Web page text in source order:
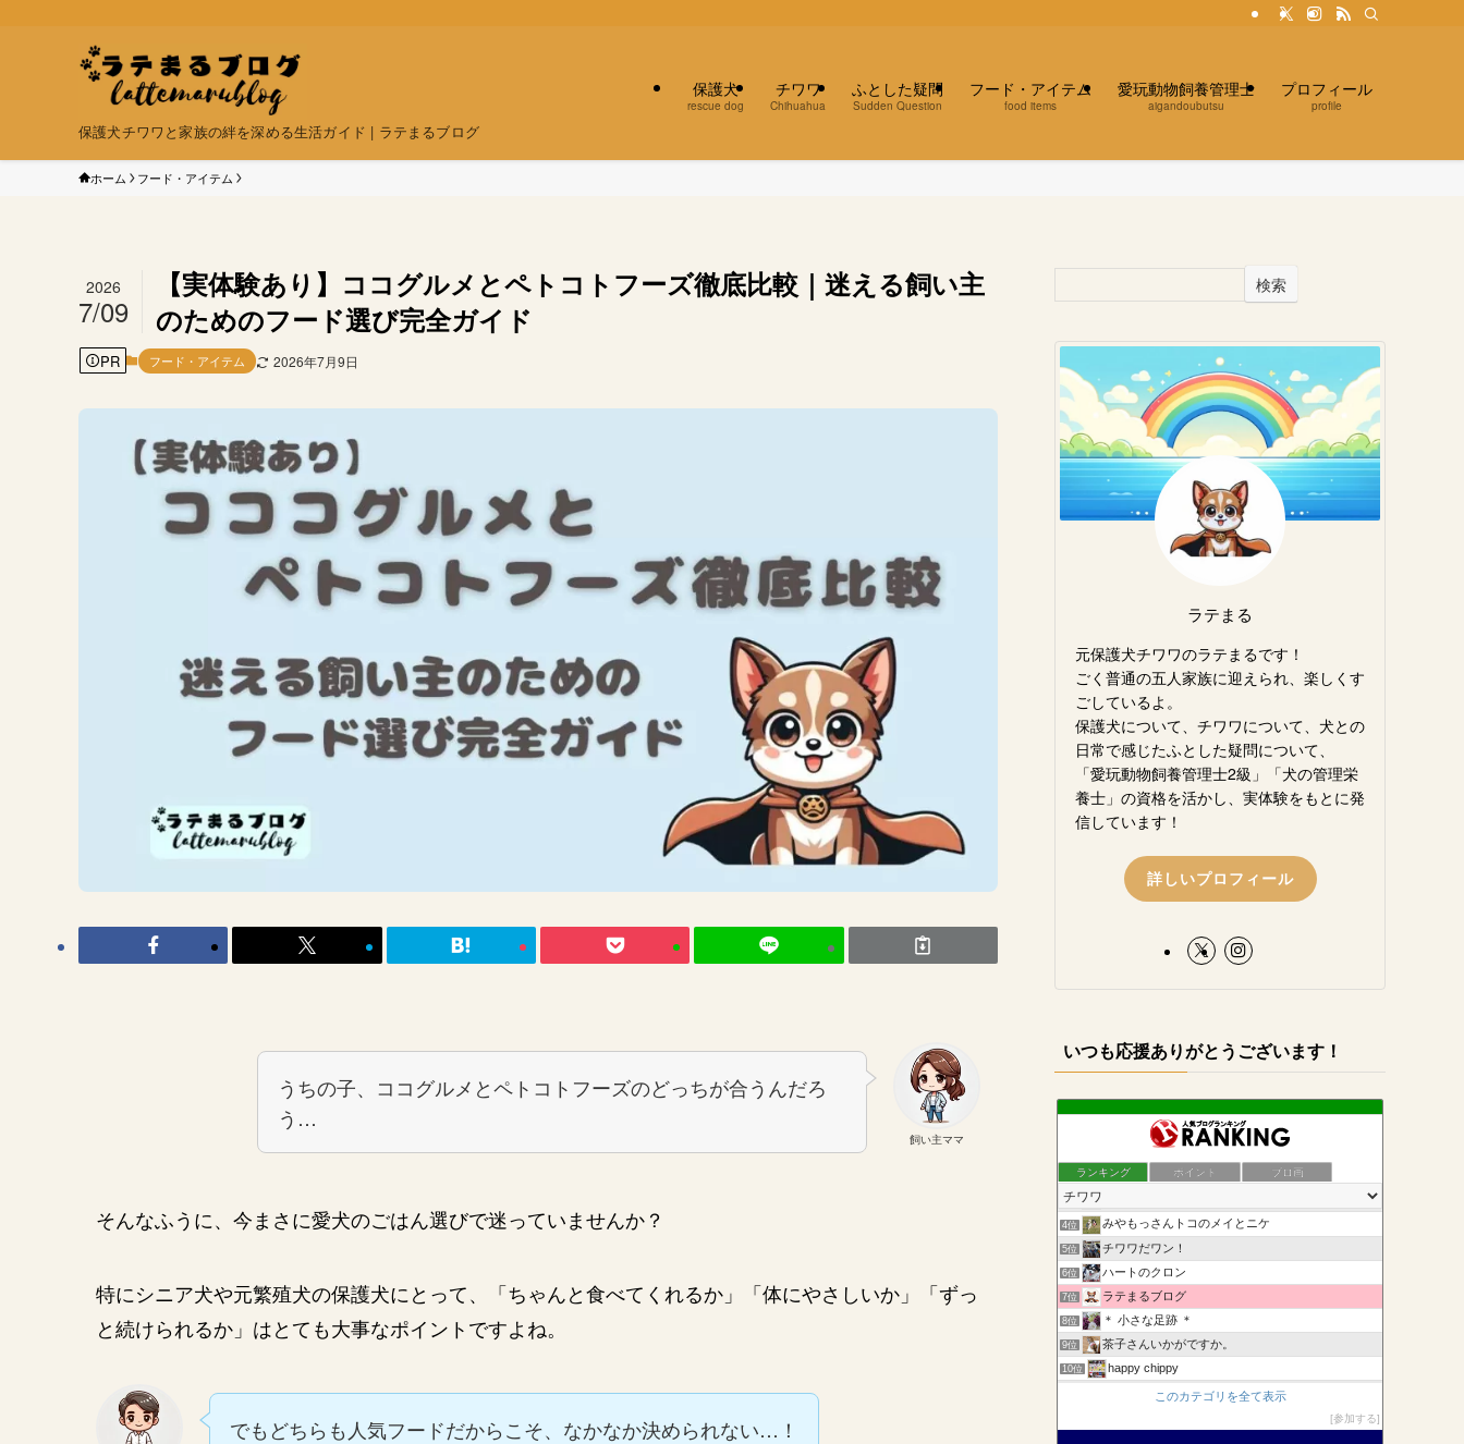
保護犬チワワと家族の絆を深める生活ガイド | ラテまるブログ
保護犬
rescue dog
チワワ
Chihuahua
ふとした疑問
Sudden Question
フード・アイテム
food items
愛玩動物飼養管理士
aigandoubutsu
プロフィール
profile
ホーム フード・アイテム
【実体験あり】ココグルメとペトコトフーズ徹底比較｜迷える飼い主
のためのフード選び完全ガイド
2026
7/09
PR フード・アイテム 2026年7月9日
飼い主ママ
うちの子、ココグルメとペトコトフーズのどっちが合うんだろ
う…
そんなふうに、今まさに愛犬のごはん選びで迷っていませんか？
特にシニア犬や元繁殖犬の保護犬にとって、「ちゃんと食べてくれるか」「体にやさしいか」「ずっ
と続けられるか」はとても大事なポイントですよね。
でもどちらも人気フードだからこそ、なかなか決められない…！
検索
ラテまる
元保護犬チワワのラテまるです！
ごく普通の五人家族に迎えられ、楽しくす
ごしているよ。
保護犬について、チワワについて、犬との
日常で感じたふとした疑問について、
「愛玩動物飼養管理士2級」「犬の管理栄
養士」の資格を活かし、実体験をもとに発
信しています！
詳しいプロフィール
いつも応援ありがとうございます！
ランキング ポイント ブロ画
犬小屋備忘録（旧せれぼ）
たかシェフのおうちごはん。と白い犬とチワワ。
3位
4位 みやもっさんトコのメイとニケ
5位 チワワだワン！
6位 ハートのクロン
7位 ラテまるブログ
8位 ＊ 小さな足跡 ＊
9位 茶子さんいかがですか。
10位 happy chippy
ボーちゃんのボーは何のボー？
このカテゴリを全て表示
参加する